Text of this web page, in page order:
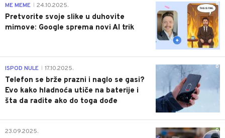
0
ME MEME 24.10.2025.
Pretvorite svoje slike u duhovite
mimove: Google sprema novi AI trik
0
ISPOD NULE 17.10.2025.
Telefon se brže prazni i naglo se gasi?
Evo kako hladnoća utiče na baterije i
šta da radite ako do toga dođe
0
23.09.2025.